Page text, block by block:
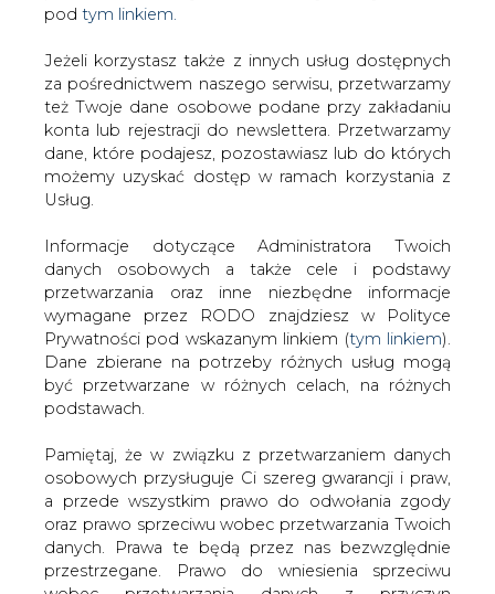
WŁĄCZ CIRE.TV
pod tym linkiem.
Jeżeli korzystasz także z innych usług dostępnych
za pośrednictwem naszego serwisu, przetwarzamy
też Twoje dane osobowe podane przy zakładaniu
konta lub rejestracji do newslettera. Przetwarzamy
dane, które podajesz, pozostawiasz lub do których
możemy uzyskać dostęp w ramach korzystania z
Usług.
Informacje dotyczące Administratora Twoich
danych osobowych a także cele i podstawy
przetwarzania oraz inne niezbędne informacje
wymagane przez RODO znajdziesz w Polityce
Prywatności pod wskazanym linkiem (tym linkiem).
Dane zbierane na potrzeby różnych usług mogą
być przetwarzane w różnych celach, na różnych
podstawach.
Pamiętaj, że w związku z przetwarzaniem danych
osobowych przysługuje Ci szereg gwarancji i praw,
a przede wszystkim prawo do odwołania zgody
oraz prawo sprzeciwu wobec przetwarzania Twoich
danych. Prawa te będą przez nas bezwzględnie
przestrzegane. Prawo do wniesienia sprzeciwu
Strona główna / SERWIS INFORMACYJNY CIRE
(CIRE) KDT: ustawa w 2. poł. czerwca
2003-02-19 00:00
skomentuj
udostępnij:
(CIRE) KDT: ustawa w 2. poł.
czerwca
Koncepcja rozwiązania kontraktów
długoterminowych w tym decyzja o